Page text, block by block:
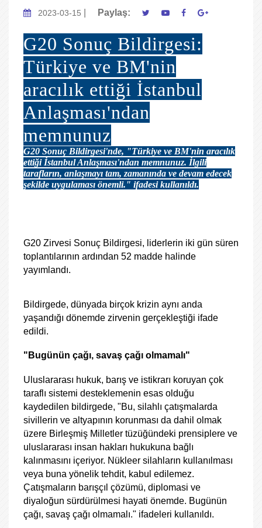
2023-03-15 Paylaş:
G20 Sonuç Bildirgesi:
Türkiye ve BM'nin
aracılık ettiği İstanbul
Anlaşması'ndan
memnunuz
G20 Sonuç Bildirgesi'nde, "Türkiye ve BM'nin aracılık
ettiği İstanbul Anlaşması'ndan memnunuz. İlgili
tarafların, anlaşmayı tam, zamanında ve devam edecek
şekilde uygulaması önemli." ifadesi kullanıldı.
G20 Zirvesi Sonuç Bildirgesi, liderlerin iki gün süren
toplantılarının ardından 52 madde halinde
yayımlandı.
Bildirgede, dünyada birçok krizin aynı anda
yaşandığı dönemde zirvenin gerçekleştiği ifade
edildi.
"Bugünün çağı, savaş çağı olmamalı"
Uluslararası hukuk, barış ve istikrarı koruyan çok
taraflı sistemi desteklemenin esas olduğu
kaydedilen bildirgede, "Bu, silahlı çatışmalarda
sivillerin ve altyapının korunması da dahil olmak
üzere Birleşmiş Milletler tüzüğündeki prensiplere ve
uluslararası insan hakları hukukuna bağlı
kalınmasını içeriyor. Nükleer silahların kullanılması
veya buna yönelik tehdit, kabul edilemez.
Çatışmaların barışçıl çözümü, diplomasi ve
diyaloğun sürdürülmesi hayati önemde. Bugünün
çağı, savaş çağı olmamalı." ifadeleri kullanıldı.